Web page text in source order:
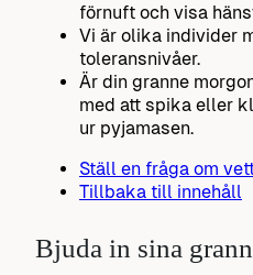
förnuft och visa
Vi är olika individer
toleransnivåer.
Är din granne
med att spika eller
ur pyjamasen.
Ställ en fråga om
Tillbaka till innehåll
Bjuda in sina